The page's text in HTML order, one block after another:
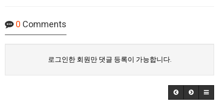
0 Comments
로그인한 회원만 댓글 등록이 가능합니다.